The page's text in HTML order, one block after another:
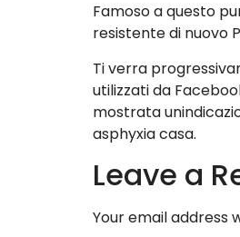
Famoso a questo
resistente di nuovo
Ti verra
utilizzati da
mostrata
asphyxia casa.
Leave a
Your email address